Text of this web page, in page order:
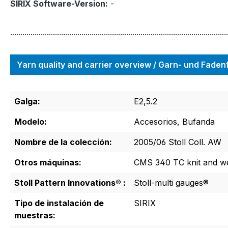
SIRIX Software-Version: -
Yarn quality and carrier overview / Garn- und
Galga:
E2,5.2
Modelo:
Accesorios, Bufanda
Nombre de la colección:
2005/06 Stoll Coll. AW
Otros máquinas:
CMS 340 TC knit and
Stoll Pattern Innovations® :
Stoll-multi gauges®
Tipo de instalación de
muestras:
SIRIX